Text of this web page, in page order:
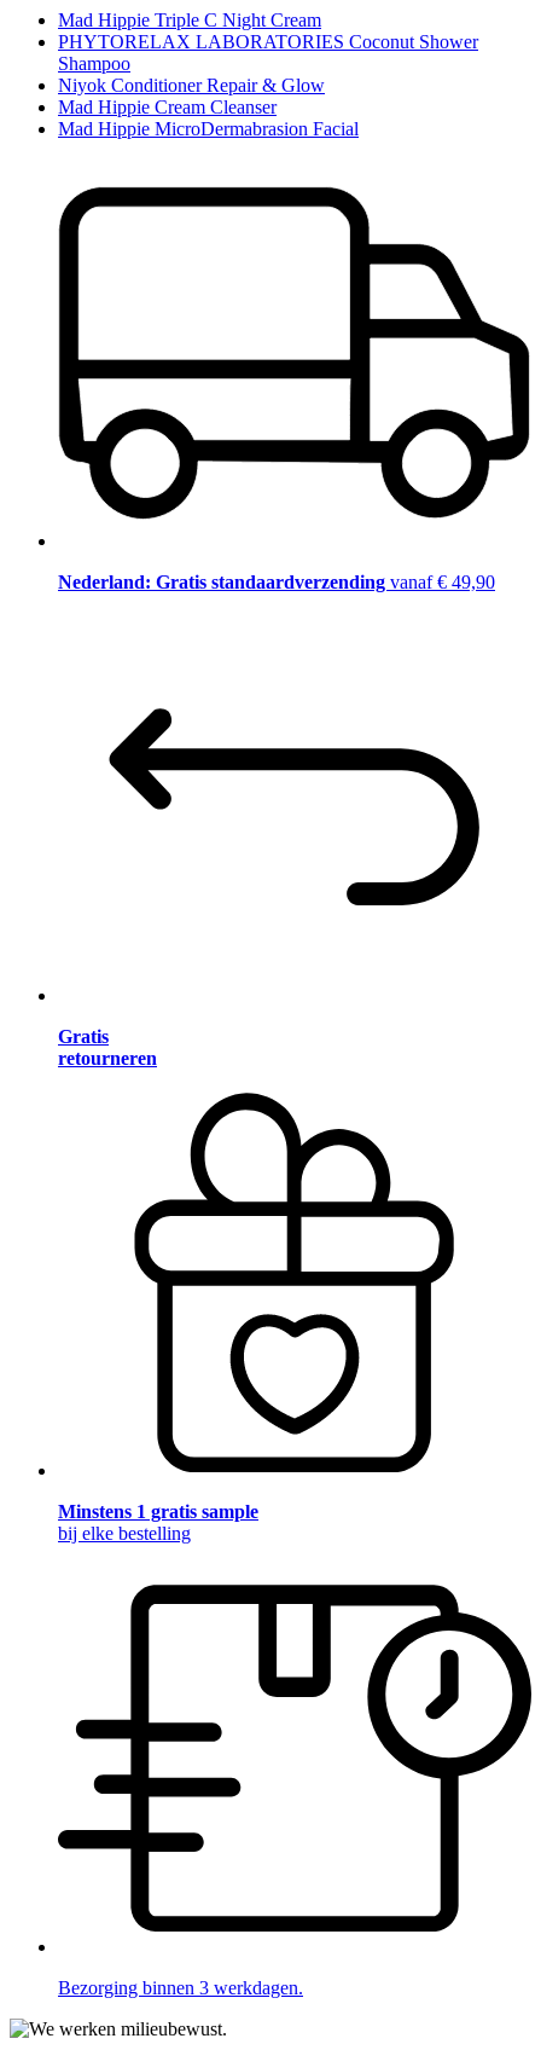
Mad Hippie Triple C Night Cream
PHYTORELAX LABORATORIES Coconut Shower
Shampoo
Niyok Conditioner Repair & Glow
Mad Hippie Cream Cleanser
Mad Hippie MicroDermabrasion Facial
Nederland: Gratis standaardverzending vanaf € 49,90
Gratis
retourneren
Minstens 1 gratis sample
bij elke bestelling
Bezorging binnen 3 werkdagen.